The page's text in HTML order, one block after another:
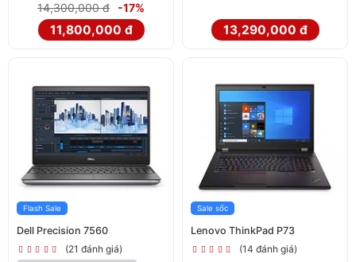
14,300,000 đ -17%
11,800,000 đ 13,290,000 đ
Flash Sale
Dell Precision 7560
(21 đánh giá)
Sale sốc
Lenovo ThinkPad P73
(14 đánh giá)